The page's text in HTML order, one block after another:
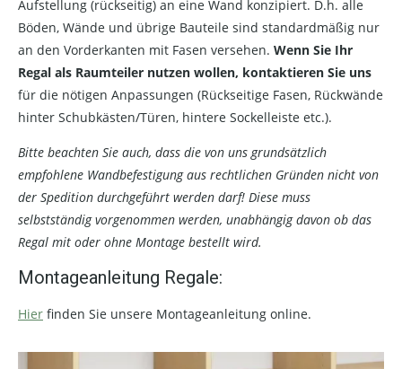
Aufstellung (rückseitig) an eine Wand konzipiert. D.h. alle
Böden, Wände und übrige Bauteile sind standardmäßig nur
an den Vorderkanten mit Fasen versehen. Wenn Sie Ihr
Regal als Raumteiler nutzen wollen, kontaktieren Sie uns
für die nötigen Anpassungen (Rückseitige Fasen, Rückwände
hinter Schubkästen/Türen, hintere Sockelleiste etc.).
Bitte beachten Sie auch, dass die von uns grundsätzlich
empfohlene Wandbefestigung aus rechtlichen Gründen nicht von
der Spedition durchgeführt werden darf! Diese muss
selbstständig vorgenommen werden, unabhängig davon ob das
Regal mit oder ohne Montage bestellt wird.
Montageanleitung Regale:
Hier finden Sie unsere Montageanleitung online.